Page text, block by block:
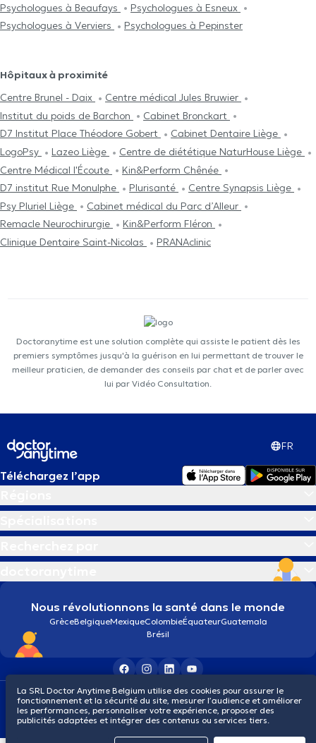
Psychologues à Beaufays
Psychologues à Esneux
Psychologues à Verviers
Psychologues à Pepinster
Hôpitaux à proximité
Centre Brunel - Daix
Centre médical Jules Bruwier
Institut du poids de Barchon
Cabinet Bronckart
D7 Institut Place Théodore Gobert
Cabinet Dentaire Liège
LogoPsy
Lazeo Liège
Centre de diététique NaturHouse Liège
Centre Médical l'Écoute
Kin&Perform Chênée
D7 institut Rue Monulphe
Plurisanté
Centre Synapsis Liège
Psy Pluriel Liège
Cabinet médical du Parc d’Alleur
Remacle Neurochirurgie
Kin&Perform Fléron
Clinique Dentaire Saint-Nicolas
PRANAclinic
Doctoranytime est une solution complète qui assiste le patient dès les
premiers symptômes jusqu'à la guérison en lui permettant de trouver le
meilleur praticien, de demander des conseils par chat et de parler avec
lui par Vidéo Consultation.
FR
Téléchargez l’app
Nous révolutionnons la santé dans le monde
GrèceBelgiqueMexiqueColombieÉquateurGuatemala
Brésil
Conditions généralesCookiesPolitique de confidentialité
© 2026 doctoranytime
La SRL Doctor Anytime Belgium utilise des cookies pour assurer le
fonctionnement et la sécurité du site, mesurer l’audience et améliorer
les performances, personnaliser votre expérience, proposer des
publicités adaptées et intégrer des contenus ou services tiers.